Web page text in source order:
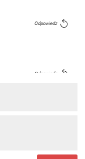
Odpowiedz
Odpowiedz